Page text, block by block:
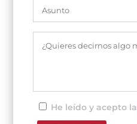
He leído y acepto la